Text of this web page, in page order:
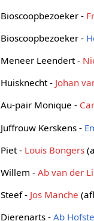
Bioscoopbezoeker -
Bioscoopbezoeker -
Meneer Leendert -
Huisknecht - Johan
Au-pair Monique -
Juffrouw Kerskens -
Piet - Louis Bongers
Willem -Ab van der
Steef - Jos Manche
Dierenarts -Ab